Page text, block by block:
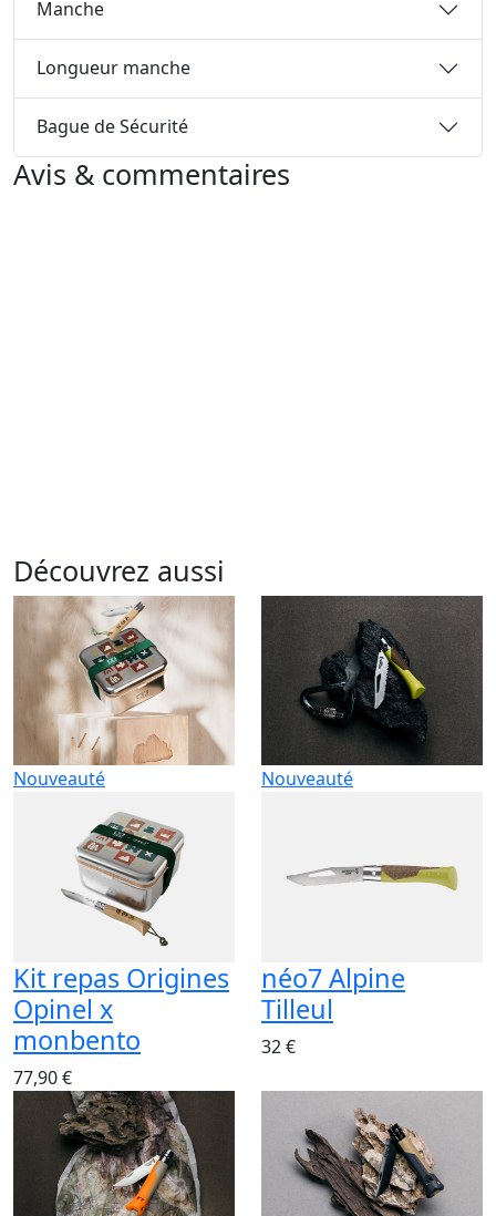
Manche
Longueur manche
Bague de Sécurité
Avis & commentaires
Découvrez aussi
Nouveauté
Kit repas Origines
Opinel x
monbento
77,90 €
Nouveauté
néo7 Alpine
Tilleul
32 €